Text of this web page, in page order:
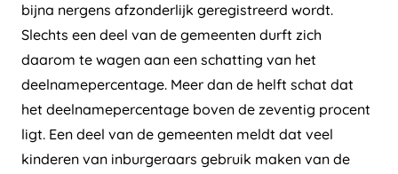
bijna nergens afzonderlijk geregistreerd wordt.
Slechts een deel van de gemeenten durft zich
daarom te wagen aan een schatting van het
deelnamepercentage. Meer dan de helft schat dat
het deelnamepercentage boven de zeventig procent
ligt. Een deel van de gemeenten meldt dat veel
kinderen van inburgeraars gebruik maken van de